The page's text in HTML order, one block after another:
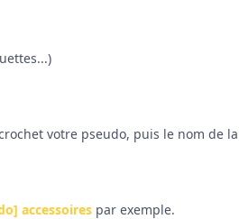
votre pseudo, puis le nom de
accessoires par exemple.